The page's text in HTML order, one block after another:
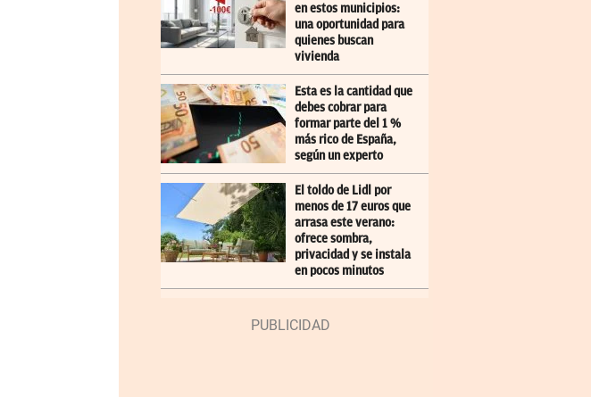
en estos municipios:
una oportunidad para
quienes buscan
vivienda
Esta es la cantidad que
debes cobrar para
formar parte del 1 %
más rico de España,
según un experto
El toldo de Lidl por
menos de 17 euros que
arrasa este verano:
ofrece sombra,
privacidad y se instala
en pocos minutos